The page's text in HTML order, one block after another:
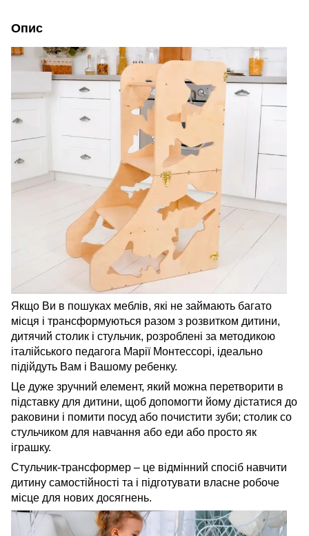
Опис
Якщо Ви в пошуках меблів, які не займають багато
місця і трансформуються разом з розвитком дитини,
дитячий столик і стульчик, розроблені за методикою
італійського педагога Марії Монтессорі, ідеально
підійдуть Вам і Вашому ребенку.
Це дуже зручний елемент, який можна перетворити в
підставку для дитини, щоб допомогти йому дістатися до
раковини і помити посуд або почистити зуби; столик со
стульчиком для навчання або еди або просто як
іграшку.
Стульчик-трансформер – це відмінний спосіб навчити
дитину самостійності та і підготувати власне робоче
місце для нових досягнень.